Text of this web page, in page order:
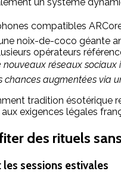
un système
compatibles
noix-de-coco
opérateurs
réseaux
augmentées via
tradition ésotérique
exigences légales
des rituels
sessions estivales